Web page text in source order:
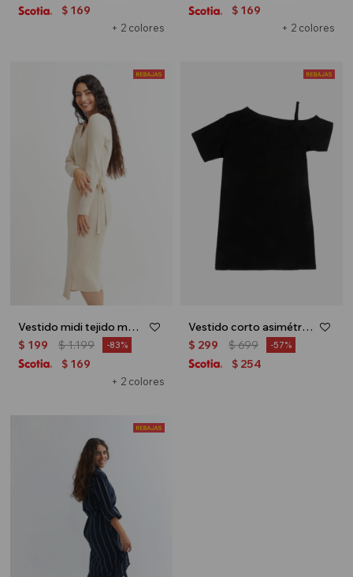
+ 2 colores
$ 169
+ 2 colores
$ 169
Vestido midi tejido manga larga - Beige
+ 2 colores
$ 199 $1.199 83
$ 169
Vestido corto asimétrico - Negro
$ 299 $699 57
$ 254